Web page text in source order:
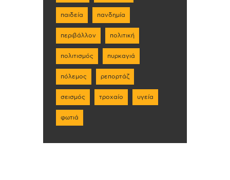
παιδεία πανδημία
περιβάλλον πολιτική
πολιτισμός πυρκαγιά
πόλεμος ρεπορτάζ
σεισμός τροχαίο υγεία
φωτιά